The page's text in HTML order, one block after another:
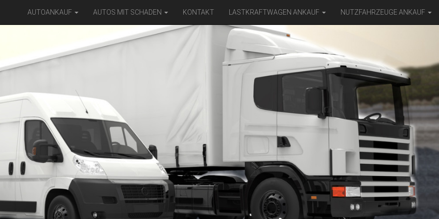
AUTOANKAUF AUTOS MIT SCHADEN KONTAKT LASTKRAFTWAGEN ANKAUF NUTZFAHRZEUGE ANKAUF